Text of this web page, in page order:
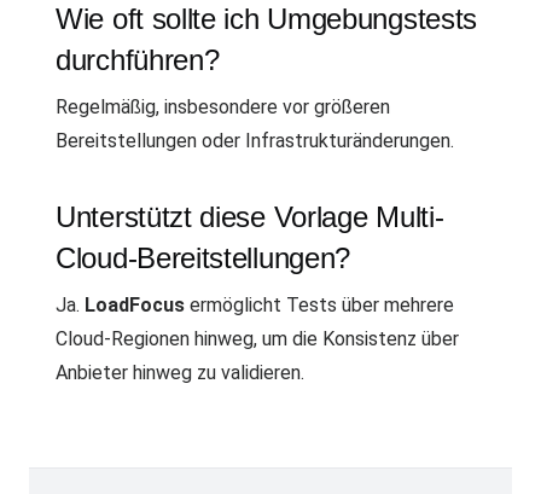
Wie oft sollte ich Umgebungstests
durchführen?
Regelmäßig, insbesondere vor größeren
Bereitstellungen oder Infrastrukturänderungen.
Unterstützt diese Vorlage Multi-
Cloud-Bereitstellungen?
Ja. LoadFocus ermöglicht Tests über mehrere
Cloud-Regionen hinweg, um die Konsistenz über
Anbieter hinweg zu validieren.